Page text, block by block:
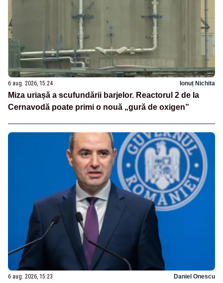
6 aug. 2026, 15:24 Ionuț Nichita
Miza uriașă a scufundării barjelor. Reactorul 2 de la
Cernavodă poate primi o nouă „gură de oxigen”
6 aug. 2026, 15:23 Daniel Onescu